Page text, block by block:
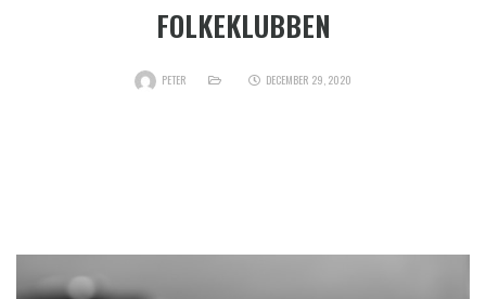
FOLKEKLUBBEN
PETER DECEMBER 29, 2020